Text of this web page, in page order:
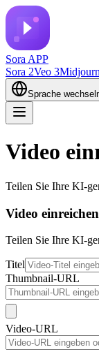
Sora APP
Sora 2Veo 3
Sprache
Video
Teilen Sie Ihre KI-
Video einreichen
Teilen Sie Ihre KI-
Titel
Thumbnail-URL
Video-URL